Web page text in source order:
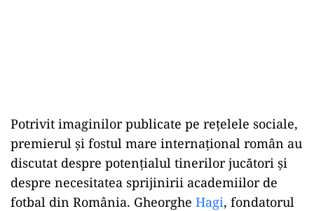
Potrivit imaginilor publicate pe rețelele sociale,
premierul și fostul mare internațional român au
discutat despre potențialul tinerilor jucători și
despre necesitatea sprijinirii academiilor de
fotbal din România. Gheorghe Hagi, fondatorul